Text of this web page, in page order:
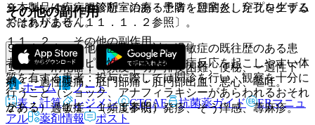
９．１．４． 腸管憩室のある患者：憩室炎、穿孔を生ずる
おそれがある〔１１．１．２参照〕。
９．１．５． 他の医薬品に対し過敏症の既往歴のある患
者、喘息、アトピー性皮膚炎等過敏症反応を起こしやすい体
質を有する患者：投与に際しては問診を行い、観察を十分に
行うこと（ショック、アナフィラキシーがあらわれるおそれ
がある）〔１１．１．１参照〕。
その他の副作用
１１．２． その他の副作用
１）． 消化器：（頻度不明）排便困難、便秘、一過性下
痢・一過性腹痛、肛門部痛・肛門部出血、悪心、嘔吐。
２）． 過敏症：（頻度不明）発疹、そう痒感、蕁麻疹。
※本製品は疾病の診断・治療・予防を目的としたプログラム
ではありません。
ホーム
ノート
表・計算
レジメン CTCAE 抗菌薬ガイド
ERマニュ
アル
薬剤情報 ポスト